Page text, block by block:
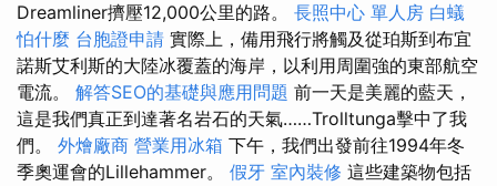
Dreamliner擠壓12,000公里的路。 長照中心 單人房 白蟻
怕什麼 台胞證申請 實際上，備用飛行將觸及從珀斯到布宜
諾斯艾利斯的大陸冰覆蓋的海岸，以利用周圍強的東部航空
電流。 解答SEO的基礎與應用問題 前一天是美麗的藍天，
這是我們真正到達著名岩石的天氣……Trolltunga擊中了我
們。 外燴廠商 營業用冰箱 下午，我們出發前往1994年冬
季奧運會的Lillehammer。 假牙 室內裝修 這些建築物包括